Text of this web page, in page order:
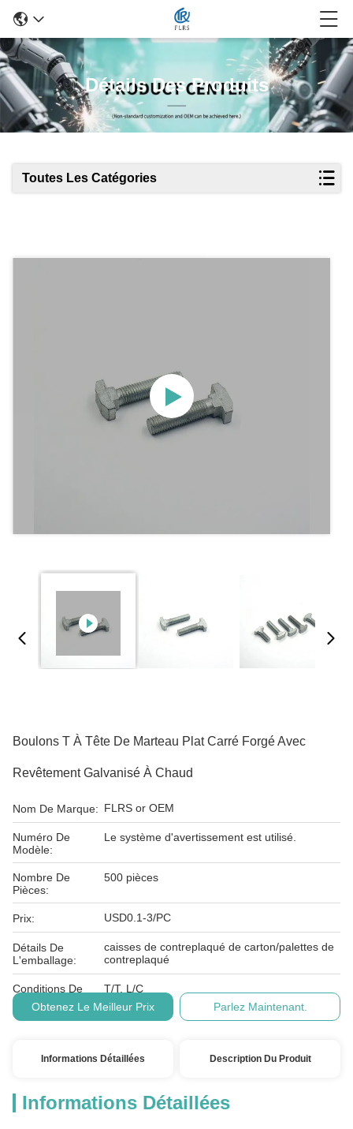
Détails Des Produits
Toutes Les Catégories
Boulons T À Tête De Marteau Plat Carré Forgé Avec
Revêtement Galvanisé À Chaud
Nom De Marque: FLRS or OEM
Numéro De
Modèle:
Le système d'avertissement est utilisé.
Nombre De
Pièces:
500 pièces
Prix: USD0.1-3/PC
Détails De
L'emballage:
caisses de contreplaqué de carton/palettes de
contreplaqué
Conditions De
Paiement:
T/T, L/C
Obtenez Le Meilleur Prix
Parlez Maintenant.
Informations Détaillées Description Du Produit
Informations Détaillées